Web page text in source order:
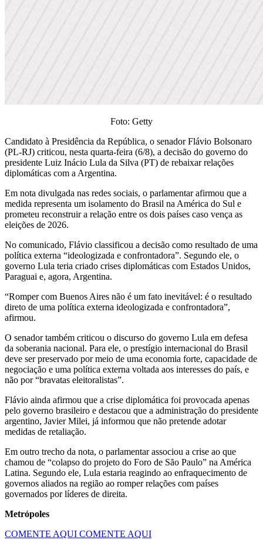
Foto: Getty
Candidato à Presidência da República, o senador Flávio Bolsonaro
(PL-RJ) criticou, nesta quarta-feira (6/8), a decisão do governo do
presidente Luiz Inácio Lula da Silva (PT) de rebaixar relações
diplomáticas com a Argentina.
Em nota divulgada nas redes sociais, o parlamentar afirmou que a
medida representa um isolamento do Brasil na América do Sul e
prometeu reconstruir a relação entre os dois países caso vença as
eleições de 2026.
No comunicado, Flávio classificou a decisão como resultado de uma
política externa “ideologizada e confrontadora”. Segundo ele, o
governo Lula teria criado crises diplomáticas com Estados Unidos,
Paraguai e, agora, Argentina.
“Romper com Buenos Aires não é um fato inevitável: é o resultado
direto de uma política externa ideologizada e confrontadora”,
afirmou.
O senador também criticou o discurso do governo Lula em defesa
da soberania nacional. Para ele, o prestígio internacional do Brasil
deve ser preservado por meio de uma economia forte, capacidade de
negociação e uma política externa voltada aos interesses do país, e
não por “bravatas eleitoralistas”.
Flávio ainda afirmou que a crise diplomática foi provocada apenas
pelo governo brasileiro e destacou que a administração do presidente
argentino, Javier Milei, já informou que não pretende adotar
medidas de retaliação.
Em outro trecho da nota, o parlamentar associou a crise ao que
chamou de “colapso do projeto do Foro de São Paulo” na América
Latina. Segundo ele, Lula estaria reagindo ao enfraquecimento de
governos aliados na região ao romper relações com países
governados por líderes de direita.
Metrópoles
COMENTE AQUI COMENTE AQUI